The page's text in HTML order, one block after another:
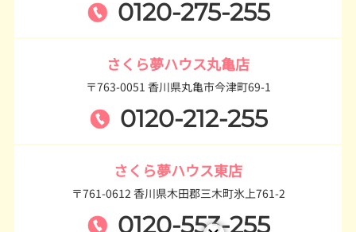
0120-275-255
さくら夢ハウス丸亀店
〒763-0051 香川県丸亀市今津町69-1
0120-212-255
さくら夢ハウス東店
〒761-0612 香川県木田郡三木町氷上761-2
0120-553-255